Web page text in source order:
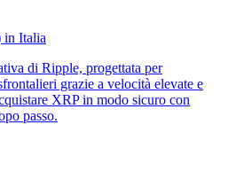
in Italia
di Ripple, progettata per
grazie a velocità elevate e
XRP in modo sicuro con
passo.